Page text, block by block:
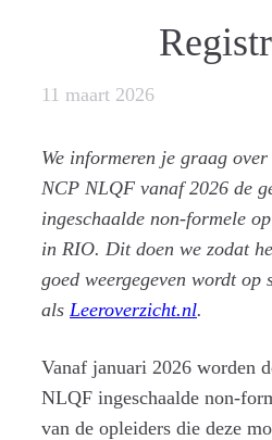
11 maart 2026
We informeren je graag
NCP NLQF vanaf 2026 de
ingeschaalde non-formele
in RIO. Dit doen we zodat
goed weergegeven wordt op
als Leeroverzicht.nl.
Vanaf januari 2026 worden
NLQF ingeschaalde non-
van de opleiders die deze